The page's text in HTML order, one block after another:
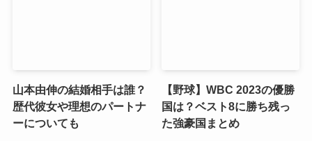
山本由伸の結婚相手は誰？
歴代彼女や理想のパートナ
ーについても
【野球】WBC 2023の優勝
国は？ベスト8に勝ち残っ
た強豪国まとめ